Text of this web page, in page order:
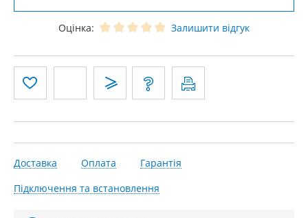
Оцінка: Залишити відгук
Доставка Оплата
Гарантія
Підключення та встановлення